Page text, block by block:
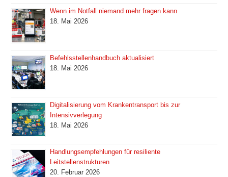
Wenn im Notfall niemand mehr fragen kann
18. Mai 2026
Befehlsstellenhandbuch aktualisiert
18. Mai 2026
Digitalisierung vom Krankentransport bis zur
Intensivverlegung
18. Mai 2026
Handlungsempfehlungen für resiliente
Leitstellenstrukturen
20. Februar 2026